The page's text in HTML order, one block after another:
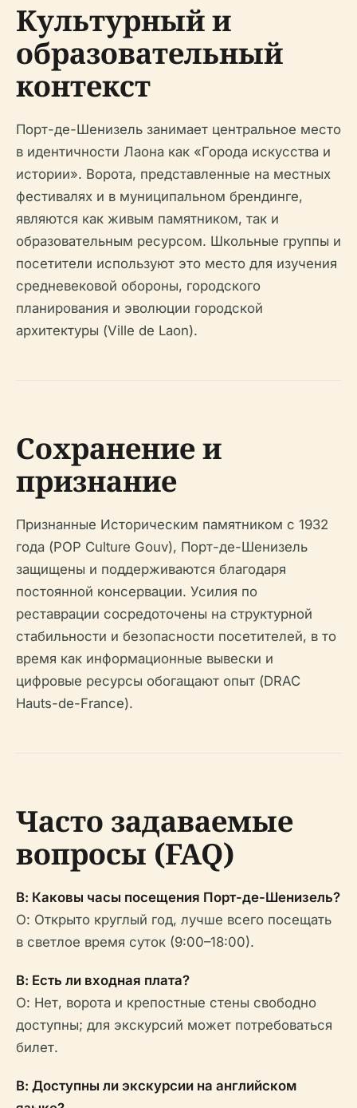
Культурный и
образовательный
контекст
Порт-де-Шенизель занимает центральное место
в идентичности Лаона как «Города искусства и
истории». Ворота, представленные на местных
фестивалях и в муниципальном брендинге,
являются как живым памятником, так и
образовательным ресурсом. Школьные группы и
посетители используют это место для изучения
средневековой обороны, городского
планирования и эволюции городской
архитектуры (Ville de Laon).
Сохранение и
признание
Признанные Историческим памятником с 1932
года (POP Culture Gouv), Порт-де-Шенизель
защищены и поддерживаются благодаря
постоянной консервации. Усилия по
реставрации сосредоточены на структурной
стабильности и безопасности посетителей, в то
время как информационные вывески и
цифровые ресурсы обогащают опыт (DRAC
Hauts-de-France).
Часто задаваемые
вопросы (FAQ)
В: Каковы часы посещения Порт-де-Шенизель?
О: Открыто круглый год, лучше всего посещать
в светлое время суток (9:00–18:00).
В: Есть ли входная плата?
О: Нет, ворота и крепостные стены свободно
доступны; для экскурсий может потребоваться
билет.
В: Доступны ли экскурсии на английском